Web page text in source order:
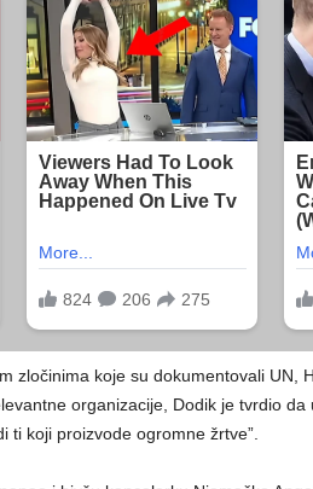
zločinima koje su dokumentovali UN,
organizacije, Dodik je tvrdio da
ti koji proizvode ogromne žrtve”.